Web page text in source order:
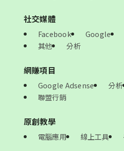
社交媒體
Facebook Google
其他
分析
網賺項目
Google Adsense 分析
聯盟行銷
原創教學
電腦應用 線上工具